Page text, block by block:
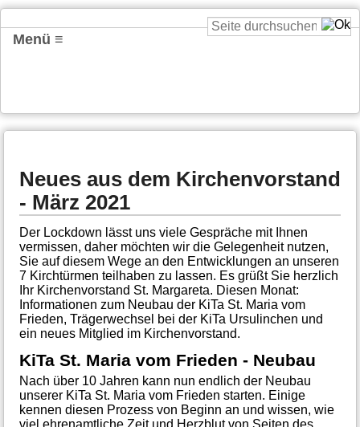
Menü ≡
Neues aus dem Kirchenvorstand
- März 2021
Der Lockdown lässt uns viele Gespräche mit Ihnen
vermissen, daher möchten wir die Gelegenheit nutzen,
Sie auf diesem Wege an den Entwicklungen an unseren
7 Kirchtürmen teilhaben zu lassen. Es grüßt Sie herzlich
Ihr Kirchenvorstand St. Margareta. Diesen Monat:
Informationen zum Neubau der KiTa St. Maria vom
Frieden, Trägerwechsel bei der KiTa Ursulinchen und
ein neues Mitglied im Kirchenvorstand.
KiTa St. Maria vom Frieden - Neubau
Nach über 10 Jahren kann nun endlich der Neubau
unserer KiTa St. Maria vom Frieden starten. Einige
kennen diesen Prozess von Beginn an und wissen, wie
viel ehrenamtliche Zeit und Herzblut von Seiten des